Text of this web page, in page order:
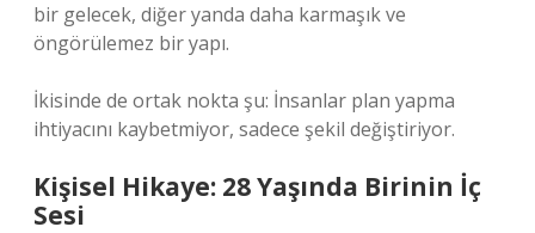
bir gelecek, diğer yanda daha karmaşık ve
öngörülemez bir yapı.
İkisinde de ortak nokta şu: İnsanlar plan yapma
ihtiyacını kaybetmiyor, sadece şekil değiştiriyor.
Kişisel Hikaye: 28 Yaşında Birinin İç
Sesi